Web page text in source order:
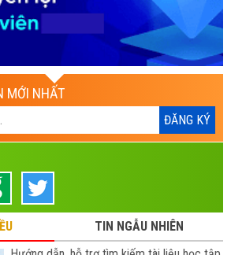
MỚI NHẤT
TIN NGẪU NHIÊN